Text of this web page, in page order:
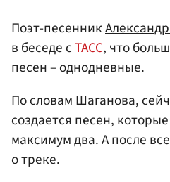
Поэт-песенник
в беседе сТАСС, что
песен – однодневные.
По словам Шаганова,
создается песен,
максимум два. А после
о треке.